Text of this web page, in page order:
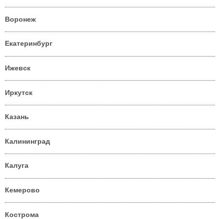
Воронеж
Екатеринбург
Ижевск
Иркутск
Казань
Калининград
Калуга
Кемерово
Кострома